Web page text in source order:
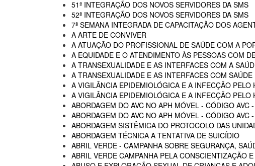
51ª INTEGRAÇÃO DOS NOVOS SERVIDORES DA SMS
52ª INTEGRAÇÃO DOS NOVOS SERVIDORES DA SMS
7ª SEMANA INTEGRADA DE CAPACITAÇÃO DOS
A ARTE DE CONVIVER
A ATUAÇÃO DO PROFISSIONAL DE SAÚDE COM A
A EQUIDADE E O ATENDIMENTO ÀS PESSOAS COM
A TRANSEXUALIDADE E AS INTERFACES COM A
A TRANSEXUALIDADE E AS INTERFACES COM
A VIGILÂNCIA EPIDEMIOLÓGICA E A INFECÇÃO PELO
A VIGILÂNCIA EPIDEMIOLÓGICA E A INFECÇÃO PELO
ABORDAGEM DO AVC NO APH MÓVEL - CÓDIGO AVC
ABORDAGEM DO AVC NO APH MÓVEL - CÓDIGO AVC
ABORDAGEM SISTÊMICA DO PROTOCOLO DAS
ABORDAGEM TÉCNICA A TENTATIVA DE SUICÍDIO
ABRIL VERDE - CAMPANHA SOBRE SEGURANÇA,
ABRIL VERDE CAMPANHA PELA CONSCIENTIZAÇÃO